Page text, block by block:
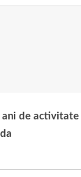
ani de